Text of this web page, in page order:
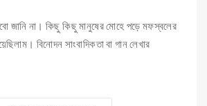
জানি না। কিছু কিছু মানুষের মোহে পড়ে মফস্বলের
বিনোদন সাংবাদিকতা বা গান লেখার